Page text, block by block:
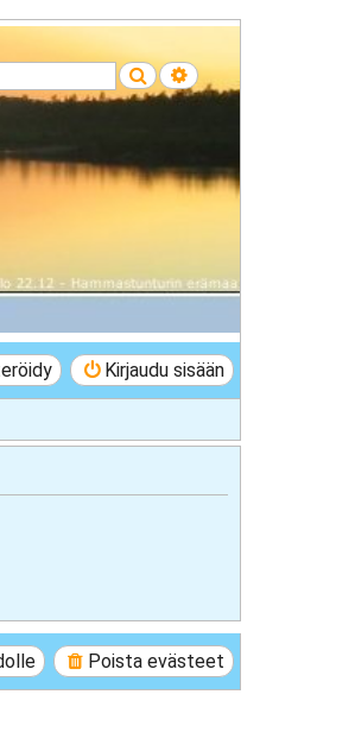
Etsi Tarkennettu haku
Kirjaudu sisään
Poista evästeet